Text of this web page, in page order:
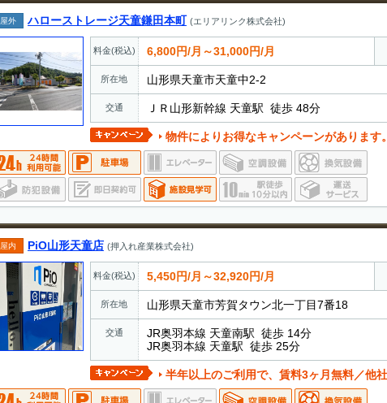
屋外 ハローストレージ天童鎌田本町 (エリアリンク株式会社)
料金(税込) 6,800円/月～31,000円/月
所在地 山形県天童市天童中2-2
交通 ＪＲ山形新幹線 天童駅 徒歩 48分
物件によりお得なキャンペーンがあります
屋内 PiO山形天童店 (押入れ産業株式会社)
料金(税込) 5,450円/月～32,920円/月
所在地 山形県天童市芳賀タウン北一丁目7番18
交通
JR奥羽本線 天童南駅 徒歩 14分
JR奥羽本線 天童駅 徒歩 25分
半年以上のご利用で、賃料3ヶ月無料／他